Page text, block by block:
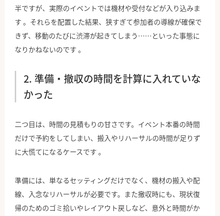
半ですが、実際のイベントでは機材や受付などが入り込みま
す 。それらを配置した結果、狭すぎて参加者の導線が確保で
きず、移動のたびに渋滞が起きてしまう……といった事態に
なりかねないのです 。
2. 準備・撤収の時間を計算に入れていな
かった
二つ目は、時間の見積もりの甘さです。イベント本番の時間
だけで予約をしてしまい、搬入やリハーサルの時間が足りず
に大慌てになるケースです 。
準備には、単なるセッティングだけでなく、機材の搬入や配
線、入念なリハーサルが必要です。また撤収時にも、現状復
帰のためのゴミ拾いやレイアウト戻しなど、意外と時間がか